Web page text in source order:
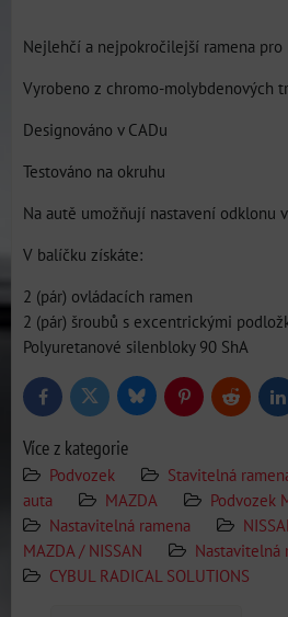
Nejlehčí a nejpokročilejší ramena pro
Vyrobeno z chromo-molybdenových
Designováno v CADu
Testováno na okruhu
Na autě umožňují nastavení odklonu
V balíčku získáte:
2 (pár) ovládacích ramen
2 (pár) šroubů s excentrickými
Polyuretanové silenbloky 90 ShA
FacebookTwitter BlueskyPinterestReddit
Více z kategorie
Podvozek Stavitelná
auta
MAZDA
Podvozek
Nastavitelná ramena
MAZDA / NISSAN
Nastavitelná
CYBUL RADICAL SOLUTIONS